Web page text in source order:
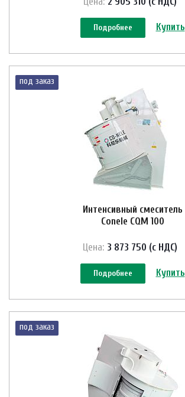
Подробнее Купить
под заказ
Интенсивный смеситель
Conele CQM 100
Цена: 3 873 750 (с НДС)
Подробнее Купить
под заказ